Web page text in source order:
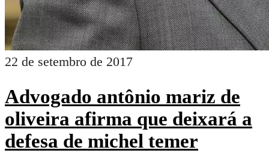
22 de setembro de 2017
Advogado antônio mariz de
oliveira afirma que deixará a
defesa de michel temer